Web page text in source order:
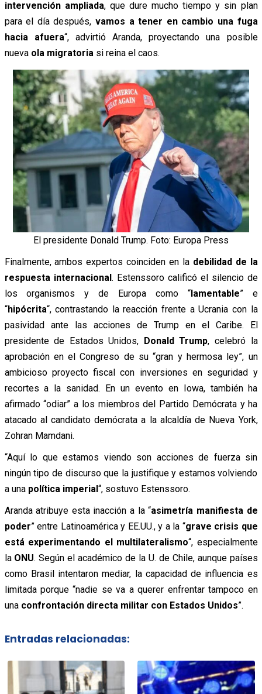
intervención ampliada, que dure mucho tiempo y sin plan
para el día después, vamos a tener en cambio una fuga
hacia afuera“, advirtió Aranda, proyectando una posible
nueva ola migratoriasi reina el caos.
El presidente Donald Trump. Foto: Europa Press
Finalmente, ambos expertos coinciden en la debilidad de la
respuesta internacional. Estenssoro calificó el silencio de
los organismos y de Europa como “lamentable” e
“hipócrita“, contrastando la reacción frente a Ucrania con la
pasividad ante las acciones de Trump en el Caribe. El
presidente de Estados Unidos, Donald Trump, celebró la
aprobación en el Congreso de su “gran y hermosa ley”, un
ambicioso proyecto fiscal con inversiones en seguridad y
recortes a la sanidad. En un evento en Iowa, también ha
afirmado “odiar” a los miembros del Partido Demócrata y ha
atacado al candidato demócrata a la alcaldía de Nueva York,
Zohran Mamdani.
“Aquí lo que estamos viendo son acciones de fuerza sin
ningún tipo de discurso que la justifique y estamos volviendo
a una política imperial“, sostuvo Estenssoro.
Aranda atribuye esta inacción a la “asimetría manifiesta de
poder” entre Latinoamérica y EE.UU., y a la “grave crisis que
está experimentando el multilateralismo“, especialmente
la ONU. Según el académico de la U. de Chile, aunque países
como Brasil intentaron mediar, la capacidad de influencia es
limitada porque “nadie se va a querer enfrentar tampoco en
una confrontación directa militar con Estados Unidos”.
Entradas relacionadas: